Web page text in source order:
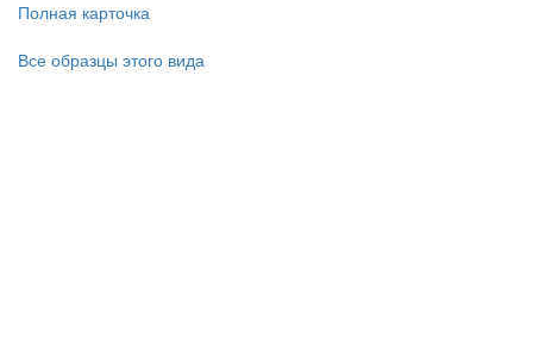
Полная карточка
Все образцы этого вида